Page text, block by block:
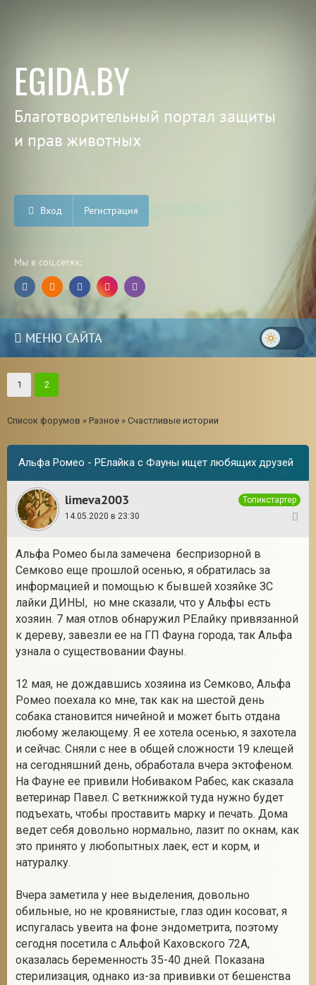
EGIDA.BY
Благотворительный портал защиты
и прав животных
Вход Регистрация
Мы в соц.сетях:
МЕНЮ САЙТА
1 2
Список форумов » Разное » Счастливые истории
Альфа Ромео - РЕлайка с Фауны ищет любящих друзей
limeva2003
Топикстартер
14.05.2020 в 23:30
Альфа Ромео была замечена беспризорной в
Семково еще прошлой осенью, я обратилась за
информацией и помощью к бывшей хозяйке ЗС
лайки ДИНЫ, но мне сказали, что у Альфы есть
хозяин. 7 мая отлов обнаружил РЕлайку привязанной
к дереву, завезли ее на ГП Фауна города, так Альфа
узнала о существовании Фауны.
12 мая, не дождавшись хозяина из Семково, Альфа
Ромео поехала ко мне, так как на шестой день
собака становится ничейной и может быть отдана
любому желающему. Я ее хотела осенью, я захотела
и сейчас. Сняли с нее в общей сложности 19 клещей
на сегодняшний день, обработала вчера эктофеном.
На Фауне ее привили Нобиваком Рабес, как сказала
ветеринар Павел. С веткнижкой туда нужно будет
подъехать, чтобы проставить марку и печать. Дома
ведет себя довольно нормально, лазит по окнам, как
это принято у любопытных лаек, ест и корм, и
натуралку.
Вчера заметила у нее выделения, довольно
обильные, но не кровянистые, глаз один косоват, я
испугалась увеита на фоне эндометрита, поэтому
сегодня посетила с Альфой Каховского 72А,
оказалась беременность 35-40 дней. Показана
стерилизация, однако из-за прививки от бешенства